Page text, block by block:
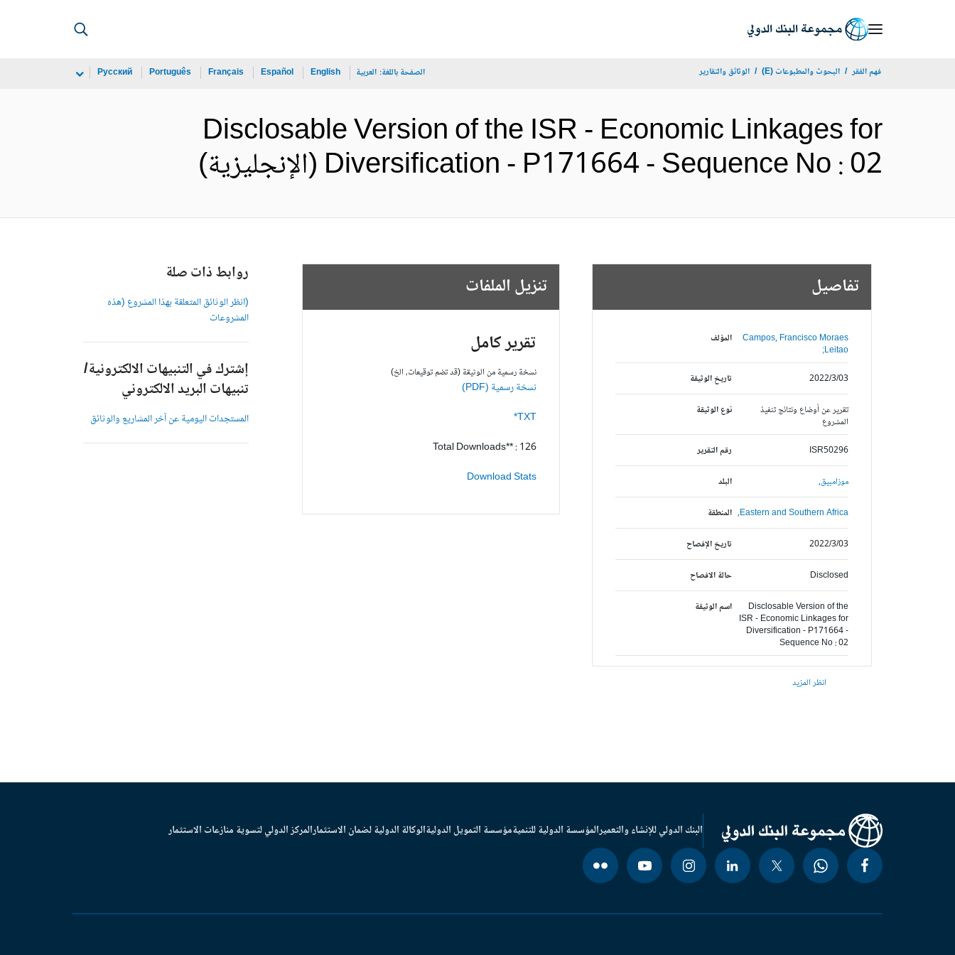
فهم الفقر البحوث والمطبوعات (E) الوثائق والتقارير الصفحة باللغة: العربية English
Español
Français
Português
Русский
Disclosable Version of the ISR - Economic Linkages for
Diversification - P171664 - Sequence No : 02 (الإنجليزية)
تفاصيل
المؤلف
Campos, Francisco Moraes
Leitao;
تاريخ الوثيقة
2022/3/03
نوع الوثيقة
تقرير عن أوضاع ونتائج تنفيذ
المشروع
رقم التقرير
ISR50296
البلد موزامبيق,
المنطقة Eastern and Southern Africa,
تاريخ الإفصاح 2022/3/03
حالة الافصاح Disclosed
اسم الوثيقة
Disclosable Version of the
ISR - Economic Linkages for
Diversification - P171664 -
Sequence No : 02
انظر المزيد
تنزيل الملفات
تقرير كامل
نسخة رسمية من الوثيقة (قد تضم توقيعات، الخ)
نسخة رسمية (PDF)
TXT*
Total Downloads** : 126
Download Stats
روابط ذات صلة
(انظر الوثائق المتعلقة بهذا المشروع (هذه
المشروعات
إشترك في التنبيهات الالكترونية/
تنبيهات البريد الالكتروني
المستجدات اليومية عن آخر المشاريع والوثائق
البنك الدولي للإنشاء والتعميرالمؤسسة الدولية للتنميةمؤسسة التمويل الدوليةالوكالة الدولية لضمان الاستثمارالمركز الدولي لتسوية منازعات الاستثمار